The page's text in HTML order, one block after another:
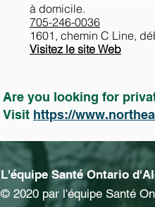
à domicile.
705-246-0036
1601, chemin C Line,
Visitez le site Web
Are you looking for
Visit https://
L'équipe Santé Ontario
© 2020 par l'équipe Santé